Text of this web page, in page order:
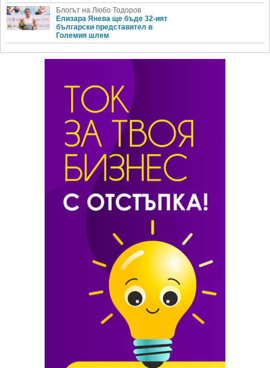
Блогът на Любо Тодоров
Елизара Янева ще бъде 32-ият
български представител в
Големия шлем